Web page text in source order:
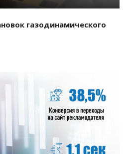
газодинамического